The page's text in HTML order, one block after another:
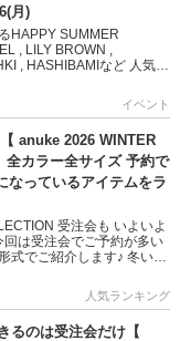
月)
HAPPY SUMMER
, LILY BROWN ,
, HASHIBAMIなど 人気ブ
イベント
anuke 2026 WINTER
カラー全サイズ 予約で
なっているアイテムをラ
受注会も いよいよ
は受注会でご予約が多い
式でご紹介します♪ 冬いち
人気ランキング
るのは受注会だけ【